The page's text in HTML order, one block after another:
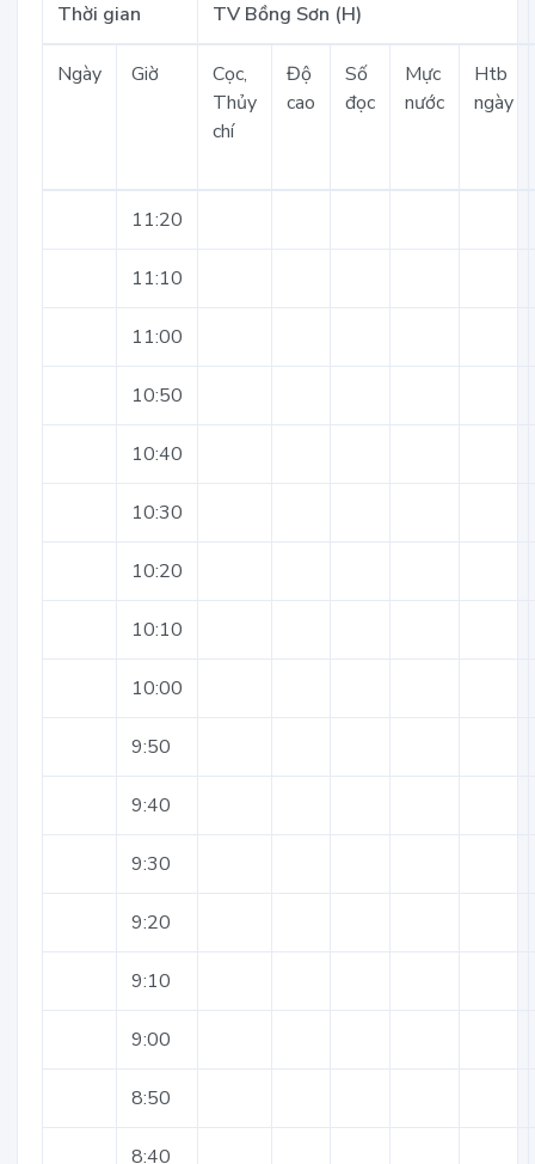
Thời gian TV Bồng Sơn (H)
Ngày Giờ
Cọc,
Thủy
chí
Độ
cao
Số
đọc
Mực
nước
Htb
ngày
11:20
11:10
11:00
10:50
10:40
10:30
10:20
10:10
10:00
9:50
9:40
9:30
9:20
9:10
9:00
8:50
8:40